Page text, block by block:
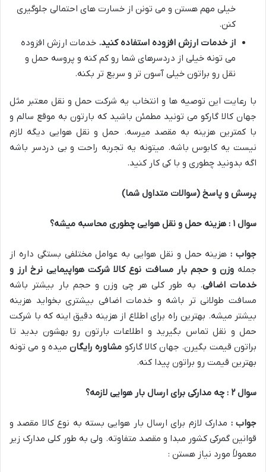
خیلی مهم هستن و می تونن از خسارت های احتمالی جلوگیری
کنن.
از خدمات ارزش افزوده استفاده کنید. خدمات ارزش افزوده
می تونه خیلی از دردسرهای شما رو کم کنه و پروسه حمل و
نقل رو براتون خیلی آسون تر و سریع تر بکنه.
با رعایت این توصیه ها و انتخاب یه شرکت حمل و نقل معتبر مثل
جهان کالا گارکو می تونید مطمئن باشید که بارتون به موقع سالم و
با کمترین هزینه به مقصد میرسه. حمل و نقل هوایی دیگه لازم
نیست یه کابوس باشه. میتونه یه تجربه راحت و بی دردسر باشه
اگه بدونید چطوری و با کی کار کنید.
پرسش و پاسخ (سوالات متداول شما)
سوال ۱ : هزینه حمل و نقل هوایی چطوری محاسبه میشه؟
جواب : هزینه حمل و نقل هوایی به عوامل مختلفی بستگی داره از
جملهوزن و حجم بار مسافت نوع کالا شرکت هواپیمایی نرخ ارز و
خدمات اضافی. به طور کلی هر چی وزن و حجم بار بیشتر باشه
مسافت طولانی تر باشه و خدمات اضافی بیشتری بخواید هزینه
بیشتر میشه. بهترین راه برای اطلاع از هزینه دقیق اینه که با شرکت
حمل و نقل تماس بگیرید و اطلاعات بارتون رو بهشون بدید تا
براتون قیمت بگیرن. جهان کالا گارکو مشاوره رایگانمیده و می تونه
بهترین قیمت رو براتون پیدا کنه.
سوال۲ : چه مدارکی برای ارسال بار هوایی لازمه؟
جواب : مدارک لازم برای ارسال بار هوایی بسته به نوع کالا مقصد و
قوانین گمرکی کشور مبدا و مقصد متفاوته. ولی به طور کلی مدارک زیر
معمولاً مورد نیاز هستن :